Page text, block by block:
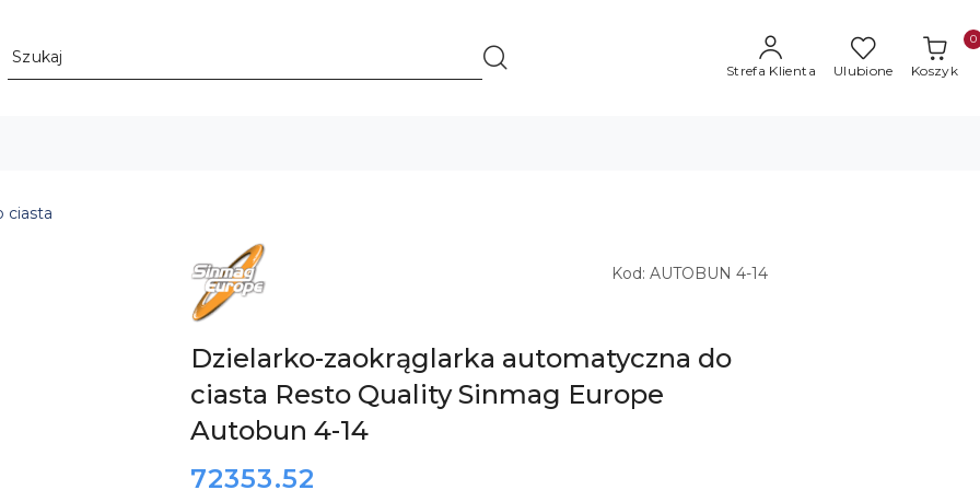
Strefa Klienta Ulubione Koszyk
0
ciasta
PRODUCENTA
PROFESJONALNYCH
MASZYN
PIEKARNICZO-
CUKIERNICZYCH
EUROPE
Kod: AUTOBUN 4-14
Dzielarko-zaokrąglarka automatyczna do
ciasta Resto Quality Sinmag Europe
Autobun 4-14
cena:
72353.52